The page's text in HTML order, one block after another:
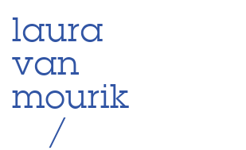
Skip
to
content
laura
van
mourik
/